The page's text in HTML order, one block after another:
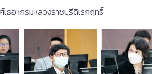
ธอฯกรมหลวงราชบุรีดิเรกฤทธิ์